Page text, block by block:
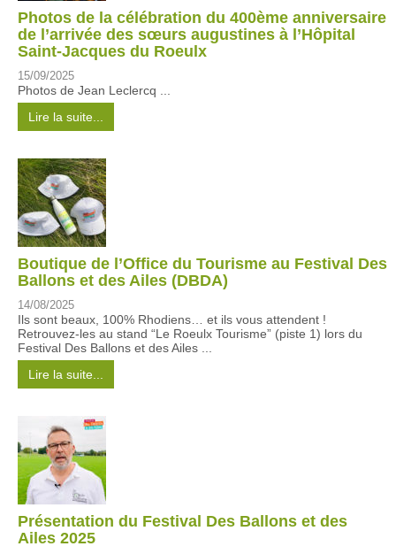
Photos de la célébration du 400ème anniversaire
de l’arrivée des sœurs augustines à l’Hôpital
Saint-Jacques du Roeulx
15/09/2025
Photos de Jean Leclercq ...
Lire la suite...
Boutique de l’Office du Tourisme au Festival Des
Ballons et des Ailes (DBDA)
14/08/2025
Ils sont beaux, 100% Rhodiens… et ils vous attendent !
Retrouvez-les au stand “Le Roeulx Tourisme” (piste 1) lors du
Festival Des Ballons et des Ailes ...
Lire la suite...
Présentation du Festival Des Ballons et des
Ailes 2025